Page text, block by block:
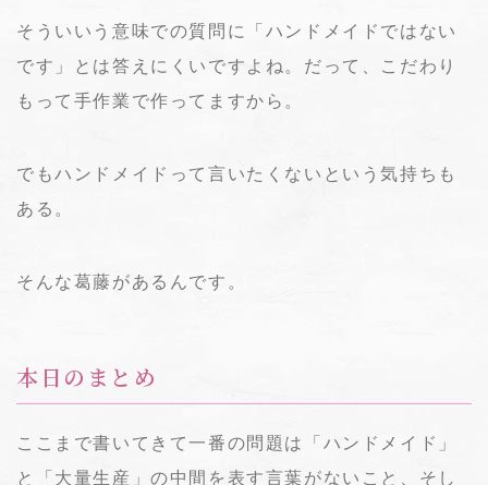
そういいう意味での質問に「ハンドメイドではない
です」とは答えにくいですよね。だって、こだわり
もって手作業で作ってますから。
でもハンドメイドって言いたくないという気持ちも
ある。
そんな葛藤があるんです。
本日のまとめ
ここまで書いてきて一番の問題は「ハンドメイド」
と「大量生産」の中間を表す言葉がないこと、そし